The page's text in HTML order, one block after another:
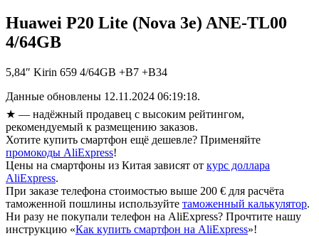
Huawei P20 Lite (Nova 3e) ANE-TL00
4/64GB
5,84″ Kirin 659 4/64GB +B7 +B34
Данные обновлены 12.11.2024 06:19:18.
★ — надёжный продавец с высоким рейтингом,
рекомендуемый к размещению заказов.
Хотите купить смартфон ещё дешевле? Применяйте
промокоды AliExpress!
Цены на смартфоны из Китая зависят от курс доллара
AliExpress.
При заказе телефона стоимостью выше 200 € для расчёта
таможенной пошлины используйте таможенный калькулятор.
Ни разу не покупали телефон на AliExpress? Прочтите нашу
инструкцию «Как купить смартфон на AliExpress»!